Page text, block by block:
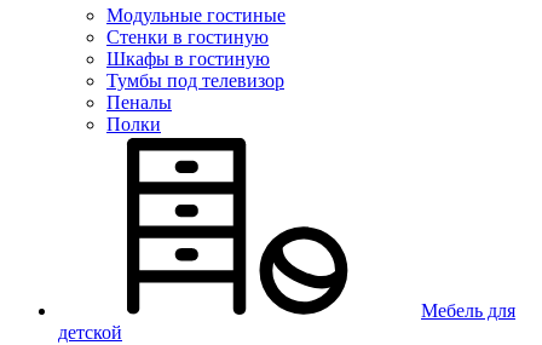
Модульные гостиные
Стенки в гостиную
Шкафы в гостиную
Тумбы под телевизор
Пеналы
Полки
Мебель для
детской